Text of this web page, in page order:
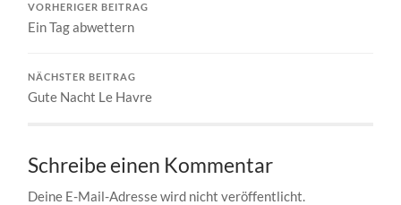
VORHERIGER BEITRAG
Ein Tag abwettern
NÄCHSTER BEITRAG
Gute Nacht Le Havre
Schreibe einen Kommentar
Deine E-Mail-Adresse wird nicht veröffentlicht.